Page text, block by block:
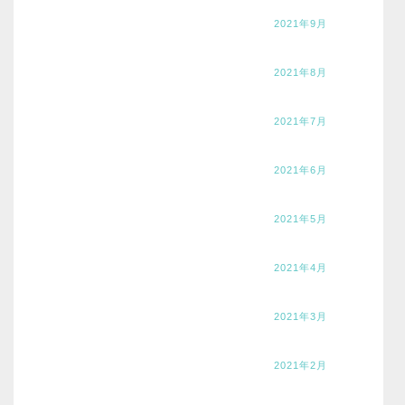
2021年9月
2021年8月
2021年7月
2021年6月
2021年5月
2021年4月
2021年3月
2021年2月